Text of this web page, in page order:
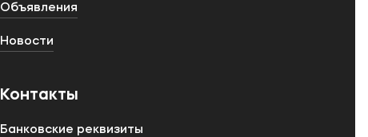
Объявления
Новости
Контакты
Банковские реквизиты